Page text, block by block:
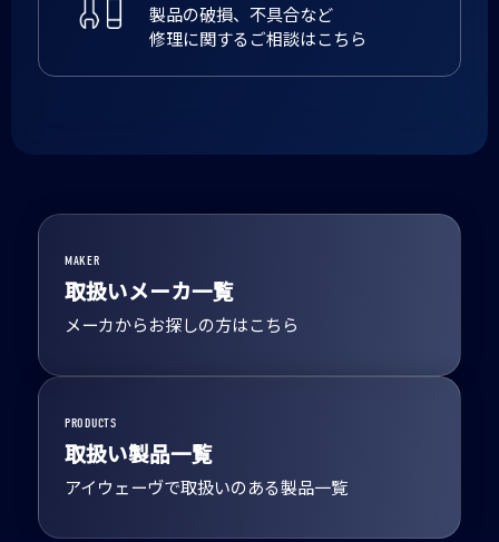
製品の破損、不具合など
修理に関するご相談はこちら
MAKER
取扱いメーカ一覧
メーカからお探しの方はこちら
PRODUCTS
取扱い製品一覧
アイウェーヴで取扱いのある製品一覧